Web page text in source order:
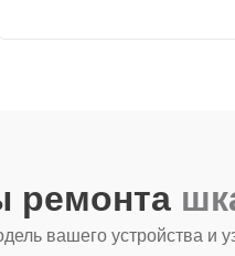
ремонта
вашего устройства и